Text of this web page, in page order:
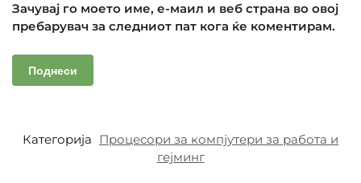
Зачувај го моето име, е-маил и веб страна во овој
пребарувач за следниот пат кога ќе коментирам.
Категорија Процесори за компјутери за работа и
гејминг